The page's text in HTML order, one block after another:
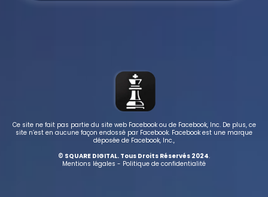
Ce site ne fait pas partie du site web Facebook ou de Facebook, Inc. De plus, ce
site n’est en aucune façon endossé par Facebook. Facebook est une marque
déposée de Facebook, Inc.,
© SQUARE DIGITAL. Tous Droits Réservés 2024.
Mentions légales - Politique de confidentialité